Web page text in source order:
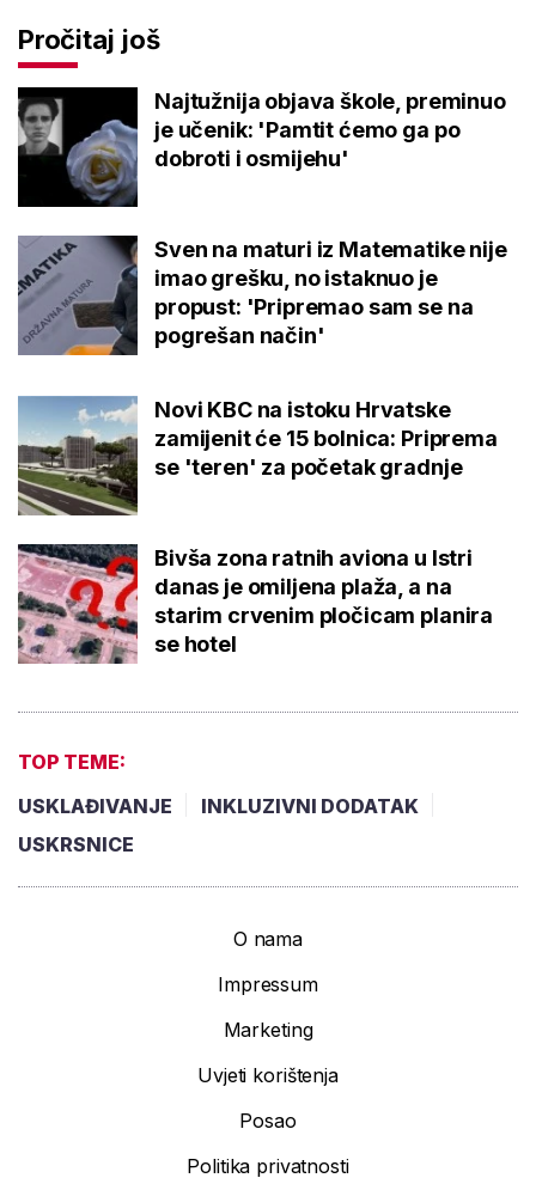
Pročitaj još
Najtužnija objava škole, preminuo
je učenik: 'Pamtit ćemo ga po
dobroti i osmijehu'
Sven na maturi iz Matematike nije
imao grešku, no istaknuo je
propust: 'Pripremao sam se na
pogrešan način'
Novi KBC na istoku Hrvatske
zamijenit će 15 bolnica: Priprema
se 'teren' za početak gradnje
Bivša zona ratnih aviona u Istri
danas je omiljena plaža, a na
starim crvenim pločicam planira
se hotel
TOP TEME:
USKLAĐIVANJE
INKLUZIVNI DODATAK
USKRSNICE
O nama
Impressum
Marketing
Uvjeti korištenja
Posao
Politika privatnosti